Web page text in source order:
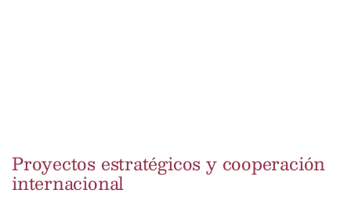
Proyectos estratégicos y cooperación
internacional